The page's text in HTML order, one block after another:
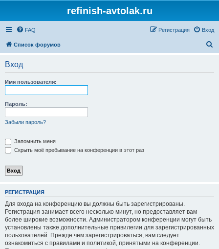
refinish-avtolak.ru
FAQ Вход
Регистрация
Список форумов
Вход
Имя пользователя:
Пароль:
Забыли пароль?
Запомнить меня
Скрыть моё пребывание на конференции в этот раз
РЕГИСТРАЦИЯ
Для входа на конференцию вы должны быть зарегистрированы.
Регистрация занимает всего несколько минут, но предоставляет вам
более широкие возможности. Администратором конференции могут быть
установлены также дополнительные привилегии для зарегистрированных
пользователей. Прежде чем зарегистрироваться, вам следует
ознакомиться с правилами и политикой, принятыми на конференции.